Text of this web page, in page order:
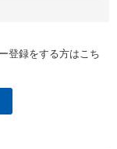
登録をする方はこち